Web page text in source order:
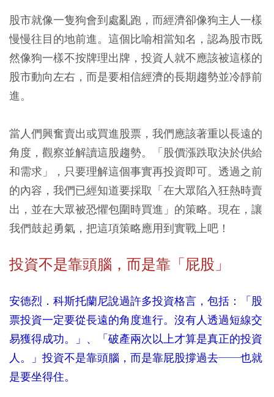
股市就像一隻狗會到處亂跑，而經濟卻像狗主人一樣
慢慢往目的地前進。 這個比喻相當知名，認為股市既
然像狗一樣不按牌理出牌，投資人就不應該被這樣的
股市動向左右，而是要相信經濟的長期趨勢並冷靜前
進。
當人們興奮賣出或買進股票，我們應該著重以長遠的
角度，觀察並解讀這股趨勢。「股價漲跌取決於供給
和需求」，只要理解這個事實再投資即可。透過之前
的內容，我們已經知道要採取「在大眾陷入狂熱時賣
出，並在大眾被恐懼包圍時買進」的策略。現在，讓
我們鼓起勇氣，把這項策略應用到實戰上吧！
投資不是靠頭腦，而是靠「屁股」
安德烈．科斯托蘭尼說過許多投資格言，包括：「股
票投資一定要從長遠的角度進行。沒有人透過短線交
易獲得成功。」、「破產兩次以上才算是真正的投資
人。」投資不是靠頭腦，而是靠屁股撐過去──也就
是要坐得住。